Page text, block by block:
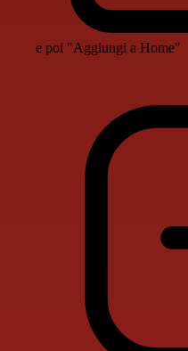
e poi "Aggiungi a Home"